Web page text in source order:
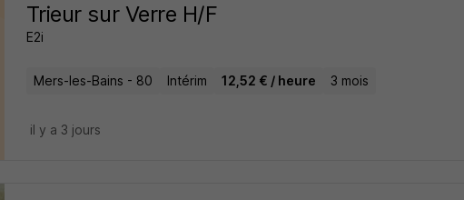
Trieur sur Verre H/F
E2i
Mers-les-Bains - 80 Intérim 12,52 € / heure 3 mois
il y a 3 jours